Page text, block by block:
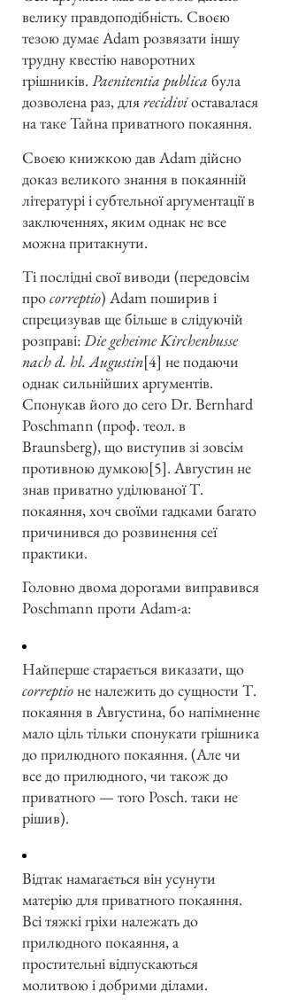
велику правдоподібність. Своєю
тезою думає Adam розвязати іншу
трудну квестію наворотних
грішників. Paenitentia publica була
дозволена раз, дляrecidiviоставалася
на таке Тайна приватного покаяння.
Своєю книжкою дав Adam дійсно
доказ великого знання в покаянній
літературі і субтельної аргументації в
заключеннях, яким однак не все
можна притакнути.
Ті послідні свої виводи (передовсім
проcorreptio) Adam поширив і
спрецизував ще більше в слідуючій
розправі:Die geheime Kirchenbusse
nach d. hl. Augustin[4] не подаючи
однак сильнійших аргументів.
Спонукав його до сего Dr. Bernhard
Poschmann (проф. теол. в
Braunsberg), що виступив зі зовсім
противною думкою[5]. Августин не
знав приватно уділюваної Т.
покаяння, хоч своїми гадками багато
причинився до розвинення сеї
практики.
Головно двома дорогами виправився
Poschmann проти Adam-а:
Найперше старається виказати, що
correptioне належить до сущности Т.
покаяння в Августина, бо напімненнє
мало ціль тільки спонукати грішника
до прилюдного покаяння. (Але чи
все до прилюдного, чи також до
приватного — того Posch. таки не
рішив).
Відтак намагається він усунути
матерію для приватного покаяння.
Всі тяжкі гріхи належать до
прилюдного покаяння, а
простительні відпускаються
молитвою і добрими ділами.